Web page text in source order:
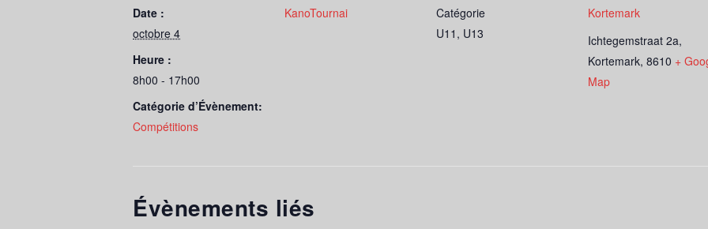
Date :
octobre 4
Heure :
8h00 - 17h00
Catégorie d’Évènement:
Compétitions
KanoTournai
Catégorie
U11, U13
Kortemark
Ichtegemstraat 2a,
Kortemark, 8610 +
Map
Évènements liés